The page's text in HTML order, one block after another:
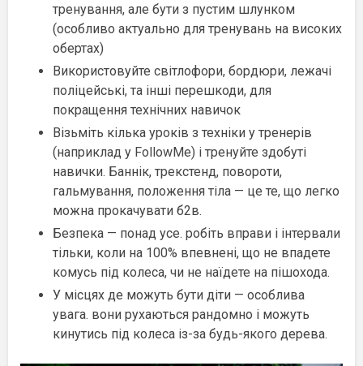
тренування, але бути з пустим шлунком
(особливо актуально для тренувань на високих
обертах)
Використовуйте світлофори, бордюри, лежачі
поліцейські, та інші перешкоди, для
покращення технічних навичок
Візьміть кілька уроків з техніки у тренерів
(наприклад у FollowMe) і тренуйте здобуті
навички. Баннік, трекстенд, повороти,
гальмування, положення тіла — це те, що легко
можна прокачувати б2в.
Безпека — понад усе. робіть вправи і інтервали
тільки, коли на 100% впевнені, що не впадете
комусь під колеса, чи не наїдете на пішохода.
У місцях де можуть бути діти — особлива
увага. вони рухаються рандомно і можуть
кинутись під колеса із-за будь-якого дерева.